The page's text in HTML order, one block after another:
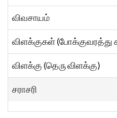
விவசாயம்
விளக்குகள்
விளக்கு (தெரு விளக்கு)
சராசரி